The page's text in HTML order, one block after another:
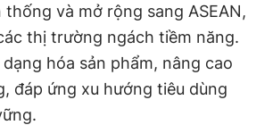
và mở rộng sang ASEAN,
thị trường ngách tiềm năng.
hóa sản phẩm, nâng cao
đáp ứng xu hướng tiêu dùng